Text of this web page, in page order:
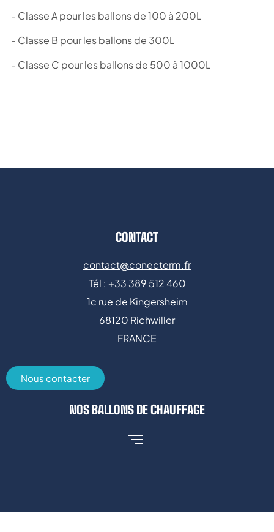
- Classe A pour les ballons de 100 à 200L
- Classe B pour les ballons de 300L
- Classe C pour les ballons de 500 à 1000L
CONTACT
contact@conecterm.fr
Tél : +33 389 512 460
1c rue de Kingersheim
68120 Richwiller
FRANCE
Nous contacter
NOS BALLONS DE CHAUFFAGE